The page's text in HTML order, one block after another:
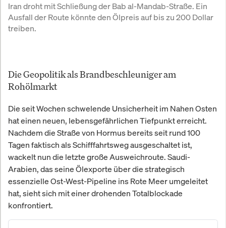
Iran droht mit Schließung der Bab al-Mandab-Straße. Ein
Ausfall der Route könnte den Ölpreis auf bis zu 200 Dollar
treiben.
Die Geopolitik als Brandbeschleuniger am
Rohölmarkt
Die seit Wochen schwelende Unsicherheit im Nahen Osten
hat einen neuen, lebensgefährlichen Tiefpunkt erreicht.
Nachdem die Straße von Hormus bereits seit rund 100
Tagen faktisch als Schifffahrtsweg ausgeschaltet ist,
wackelt nun die letzte große Ausweichroute. Saudi-
Arabien, das seine Ölexporte über die strategisch
essenzielle Ost-West-Pipeline ins Rote Meer umgeleitet
hat, sieht sich mit einer drohenden Totalblockade
konfrontiert.